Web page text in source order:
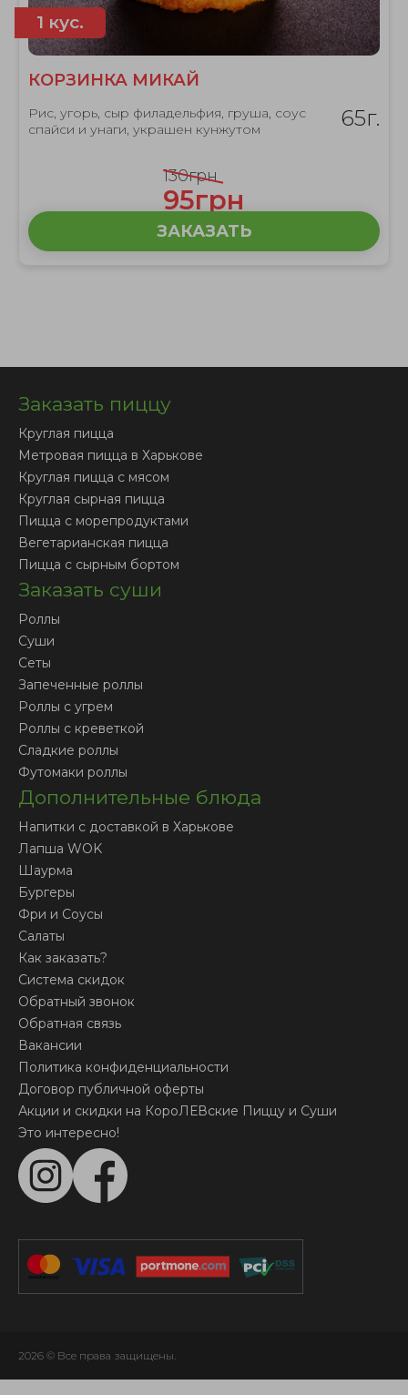
1 кус.
КОРЗИНКА МИКАЙ
Рис, угорь, сыр филадельфия, груша, соус
спайси и унаги, украшен кунжутом
65г.
130грн
95грн
ЗАКАЗАТЬ
Заказать пиццу
Круглая пицца
Метровая пицца в Харькове
Круглая пицца с мясом
Круглая сырная пицца
Пицца с морепродуктами
Вегетарианская пицца
Пицца с сырным бортом
Заказать суши
Роллы
Суши
Сеты
Запеченные роллы
Роллы с угрем
Роллы с креветкой
Сладкие роллы
Футомаки роллы
Дополнительные блюда
Напитки с доставкой в Харькове
Лапша WOK
Шаурма
Бургеры
Фри и Соусы
Салаты
Как заказать?
Система скидок
Обратный звонок
Обратная связь
Вакансии
Политика конфиденциальности
Договор публичной оферты
Акции и скидки на КороЛЕВские Пиццу и Суши
Это интересно!
2026 © Все права защищены.